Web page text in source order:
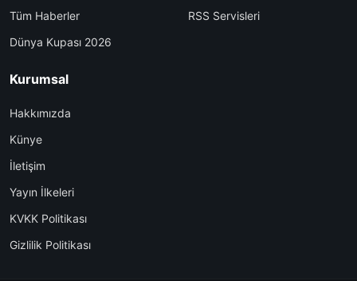
Tüm Haberler
Dünya Kupası 2026
RSS Servisleri
Kurumsal
Hakkımızda
Künye
İletişim
Yayın İlkeleri
KVKK Politikası
Gizlilik Politikası